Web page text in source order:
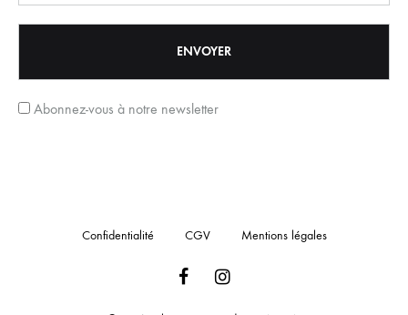
Abonnez-vous à notre newsletter
Confidentialité CGV Mentions légales
FacebookInstagram